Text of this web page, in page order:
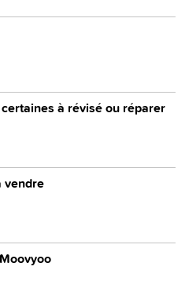
à révisé ou réparer
vendre